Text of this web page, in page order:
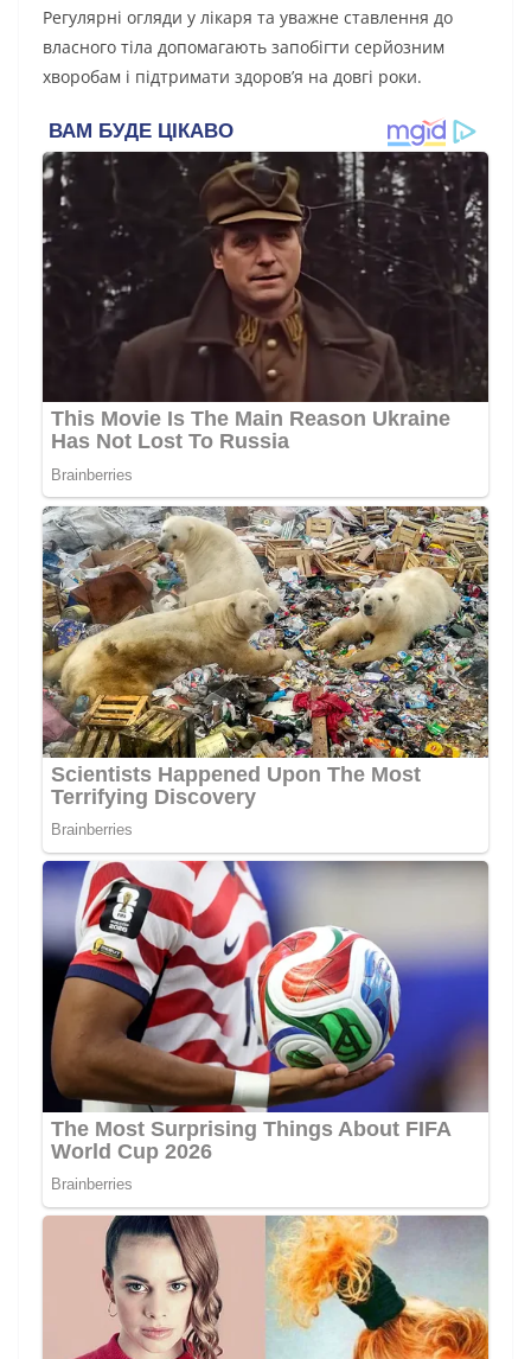
Регулярні огляди у лікаря та уважне ставлення до
власного тіла допомагають запобігти серйозним
хворобам і підтримати здоров’я на довгі роки.